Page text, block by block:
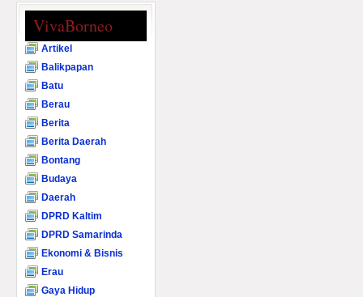
VivaBorneo
Artikel
Balikpapan
Batu
Berau
Berita
Berita Daerah
Bontang
Budaya
Daerah
DPRD Kaltim
DPRD Samarinda
Ekonomi & Bisnis
Erau
Gaya Hidup